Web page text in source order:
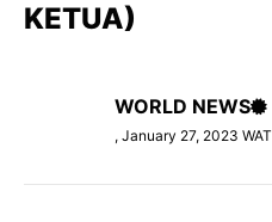
KETUA)
WORLD NEWS
, January 27, 2023 WAT